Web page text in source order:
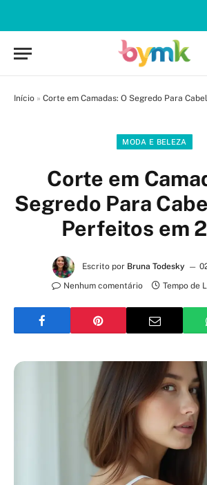
Início » Corte em Camadas: O Segredo Para Cabelos
MODA E BELEZA
Corte em
Segredo Para
Perfeitos em
Escrito por Bruna Todesky
Nenhum comentário
Tempo de